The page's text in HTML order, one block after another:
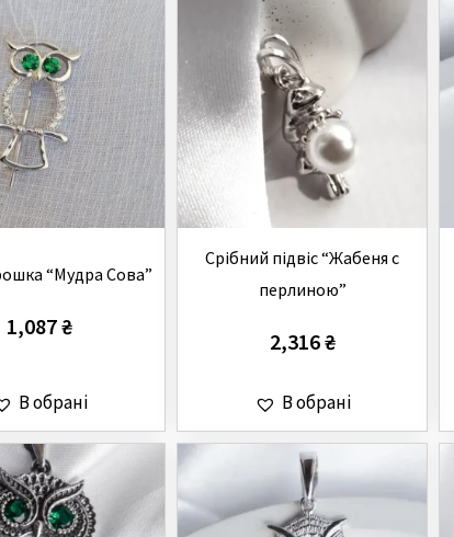
“Мудра Сова”
1,087₴
В обрані
Cрібний підвіс “Жабеня с
перлиною”
2,316₴
В обрані